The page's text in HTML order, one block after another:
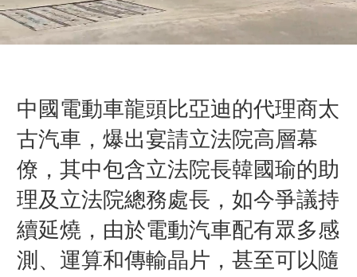
中國電動車龍頭比亞迪的代理商太
古汽車，爆出宴請立法院高層幕
僚，其中包含立法院長韓國瑜的助
理及立法院總務處長， 如今爭議持
續延燒，由於電動汽車配有眾多感
測、運算和傳輸晶片，甚至可以隨